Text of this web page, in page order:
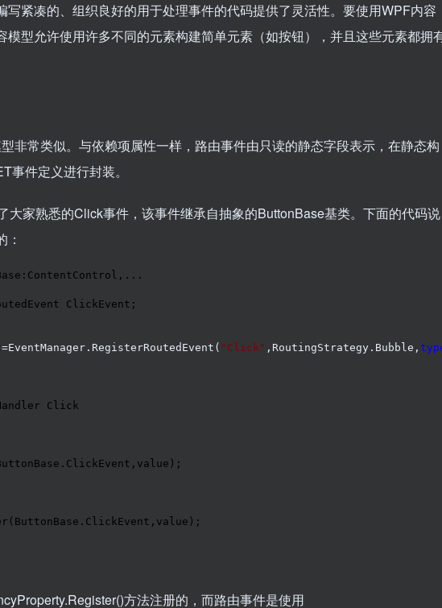
紧凑的、组织良好的用于处理事件的代码提供了灵活性。要使用WPF内容
模型允许使用许多不同的元素构建简单元素（如按钮），并且这些元素都拥
常类似。与依赖项属性一样，路由事件由只读的静态字段表示，在静态构
事件定义进行封装。
家熟悉的Click事件，该事件继承自抽象的ButtonBase基类。下面的代码说
ClickEvent;
=EventManager.RegisterRoutedEvent( " Click " ,RoutingStrategy.Bubble,
Click
方法注册的，而路由事件是使用